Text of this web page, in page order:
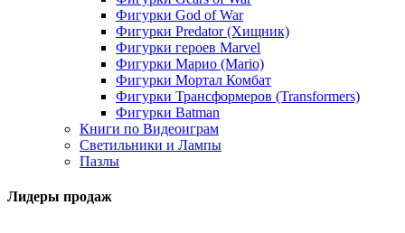
Фигурки God of War
Фигурки Predator (Хищник)
Фигурки героев Marvel
Фигурки Марио (Mario)
Фигурки Мортал Комбат
Фигурки Трансформеров (Transformers)
Фигурки Batman
Книги по Видеоиграм
Светильники и Лампы
Пазлы
Лидеры продаж